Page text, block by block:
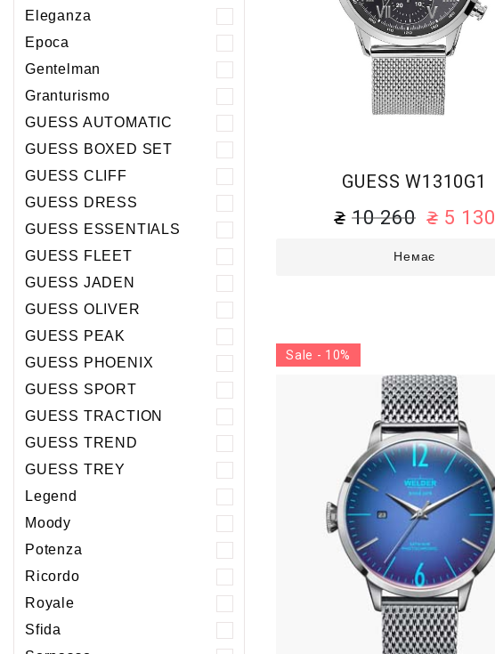
Eleganza
Epoca
Gentelman
Granturismo
GUESS AUTOMATIC
GUESS BOXED SET
GUESS CLIFF
GUESS DRESS
GUESS ESSENTIALS
GUESS FLEET
GUESS JADEN
GUESS OLIVER
GUESS PEAK
GUESS PHOENIХ
GUESS SPORT
GUESS TRACTION
GUESS TREND
GUESS TREY
Legend
Moody
Potenza
Ricordo
Royale
Sfida
GUESS W1310G1
10 260 5 130
Немає
Sale - 10%